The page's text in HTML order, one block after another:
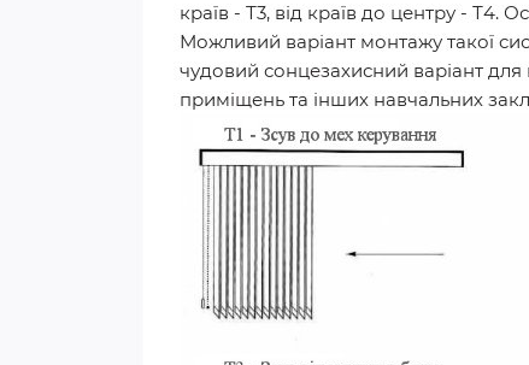
країв - Т3, від країв до центру - Т4.
Можливий варіант монтажу такої
чудовий сонцезахисний варіант для
приміщень та інших навчальних